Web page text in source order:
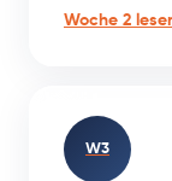
Woche 2
W3